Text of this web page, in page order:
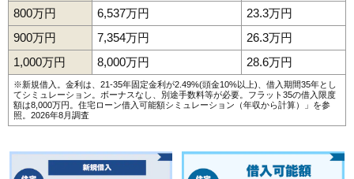
800万円
6,537万円
23.3万円
900万円
7,354万円
26.3万円
1,000万円
8,000万円 28.6万円
※新規借入。金利は、21-35年固定金利が2.49%(頭金10%以上)、借入期間35年とし
てシミュレーション。ボーナスなし、別途手数料等が必要。フラット35の借入限度
額は8,000万円。 住宅ローン借入可能額シミュレーション（年収から計算）
」を参
照。2026年8月調査